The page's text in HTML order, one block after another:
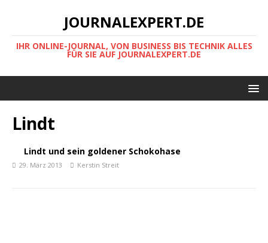
JOURNALEXPERT.DE
IHR ONLINE-JOURNAL, VON BUSINESS BIS TECHNIK ALLES
FÜR SIE AUF JOURNALEXPERT.DE
Lindt
Lindt und sein goldener Schokohase
29. März 2013 Kerstin Streit